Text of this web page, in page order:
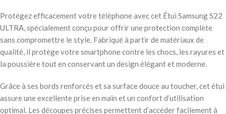
Protégez efficacement votre téléphone avec cet Étui Samsung S22
ULTRA, spécialement conçu pour offrir une protection complète
sans compromettre le style. Fabriqué à partir de matériaux de
qualité, il protège votre smartphone contre les chocs, les rayures et
la poussière tout en conservant un design élégant et moderne.
Grâce à ses bords renforcés et sa surface douce au toucher, cet étui
assure une excellente prise en main et un confort d’utilisation
optimal. Les découpes précises permettent d’accéder facilement à